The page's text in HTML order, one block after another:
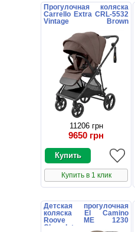
Прогулочная коляска
Carrello Extra CRL-5532
Vintage Brown
поворотным блоком
11206 грн
9650 грн
Купить в 1 клик
Детская прогулочная
коляска El Camino
Roove ME 1230
Chocolate коричневая